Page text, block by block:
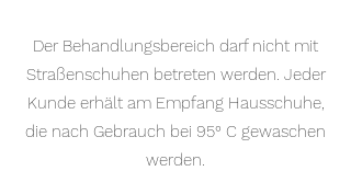
Der Behandlungsbereich darf nicht mit
Straßenschuhen betreten werden. Jeder
Kunde erhält am Empfang Hausschuhe,
die nach Gebrauch bei 95° C gewaschen
werden.